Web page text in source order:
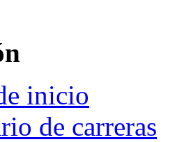
inicio
de carreras